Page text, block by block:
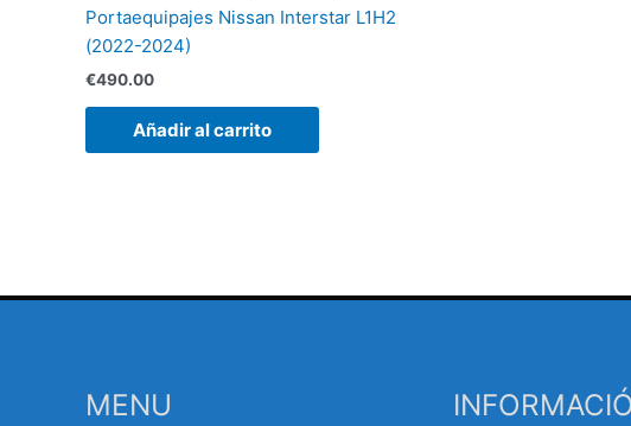
Portaequipajes Nissan Interstar L1H2
(2022-2024)
€490.00
Añadir al carrito
MENU